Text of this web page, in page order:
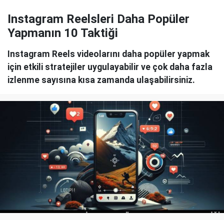
Instagram Reelsleri Daha Popüler
Yapmanın 10 Taktiği
Instagram Reels videolarını daha popüler yapmak
için etkili stratejiler uygulayabilir ve çok daha fazla
izlenme sayısına kısa zamanda ulaşabilirsiniz.